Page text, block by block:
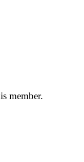
member.